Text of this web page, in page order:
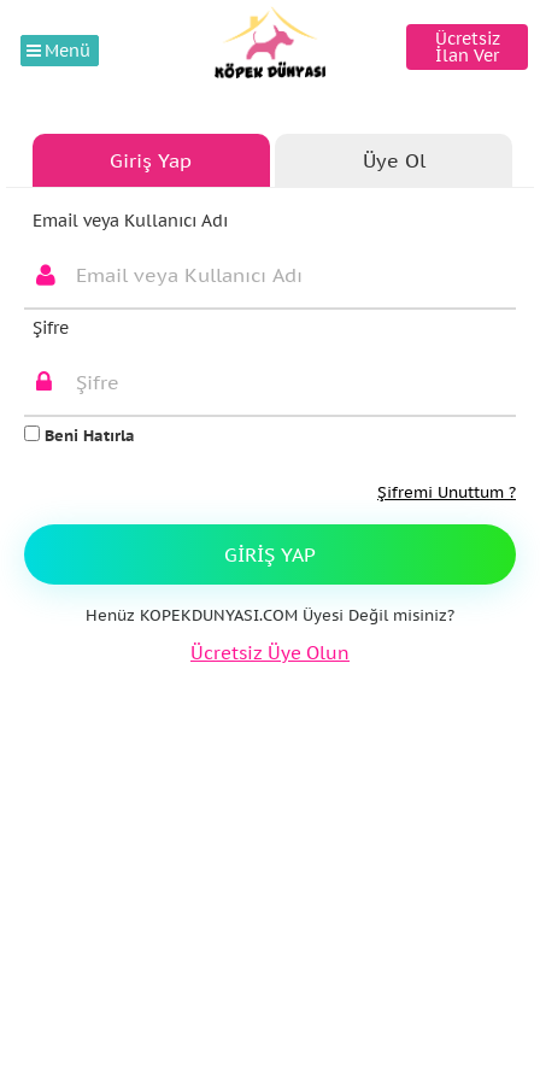
Menü
Ücretsiz
İlan Ver
Giriş Yap Üye Ol
Email veya Kullanıcı Adı
Şifre
Beni Hatırla
Şifremi Unuttum ?
GIRIŞ YAP
Henüz KOPEKDUNYASI.COM Üyesi Değil misiniz?
Ücretsiz Üye Olun